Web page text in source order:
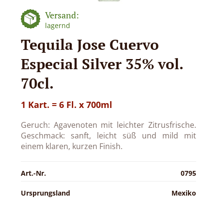
Versand:
lagernd
Tequila Jose Cuervo
Especial Silver 35% vol.
70cl.
1 Kart. = 6 Fl. x 700ml
Geruch: Agavenoten mit leichter Zitrusfrische.
Geschmack: sanft, leicht süß und mild mit
einem klaren, kurzen Finish.
Art.-Nr. 0795
Ursprungsland Mexiko